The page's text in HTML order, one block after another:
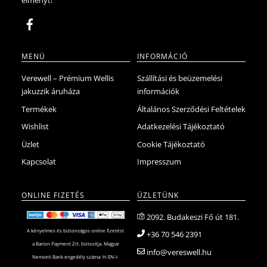
MENÜ
Verewell – Prémium Wellis
jakuzzik áruháza
Termékek
Wishlist
Üzlet
Kapcsolat
INFORMÁCIÓ
Szállítási és beüzemelési
információk
Általános Szerződési Feltételek
Adatkezelési Tájékoztató
Cookie Tájékoztató
Impresszum
ONLINE FIZETÉS
A kényelmes és biztonságos online fizetést
a Barion Payment Zrt. biztosítja. Magyar
Nemzeti Bank engedély száma: H-EN-I-
ÜZLETÜNK
2092. Budakeszi Fő út 181.
+36 70 546 2391
info@vereswell.hu